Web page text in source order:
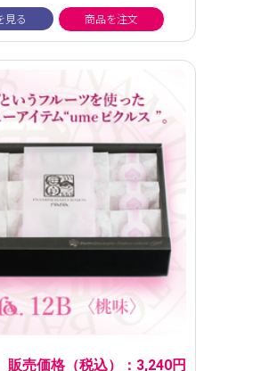
見る 商品を注文
販売価格（税込）：3,240円